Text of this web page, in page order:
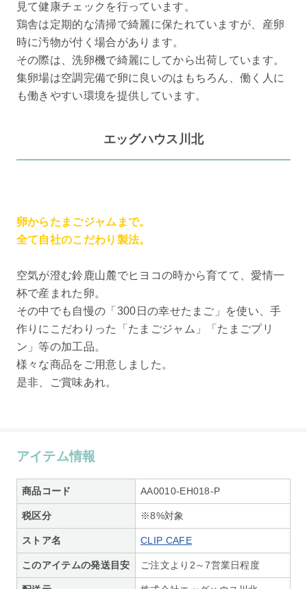
見て健康チェックを行っています。
鶏舎は定期的な清掃で綺麗に保たれていますが、産卵
時に汚物が付く場合があります。
その際は、洗卵機で綺麗にしてから出荷しています。
集卵場は空調完備で卵に良いのはもちろん、働く人に
も働きやすい環境を提供しています。
エッグハウス川北
卵からたまごジャムまで。
全て自社のこだわり製法。
空気が澄む鈴鹿山麓でヒヨコの時から育てて、愛情一
杯で産まれた卵。
その中でも自慢の「300日の幸せたまご」を使い、手
作りにこだわりった「たまごジャム」「たまごプリ
ン」等の加工品。
様々な商品をご用意しました。
是非、ご賞味あれ。
アイテム情報
商品コード AA0010-EH018-P
税区分 ※8%対象
ストア名 CLIP CAFE
このアイテムの発送目安 ご注文より2～7営業日程度